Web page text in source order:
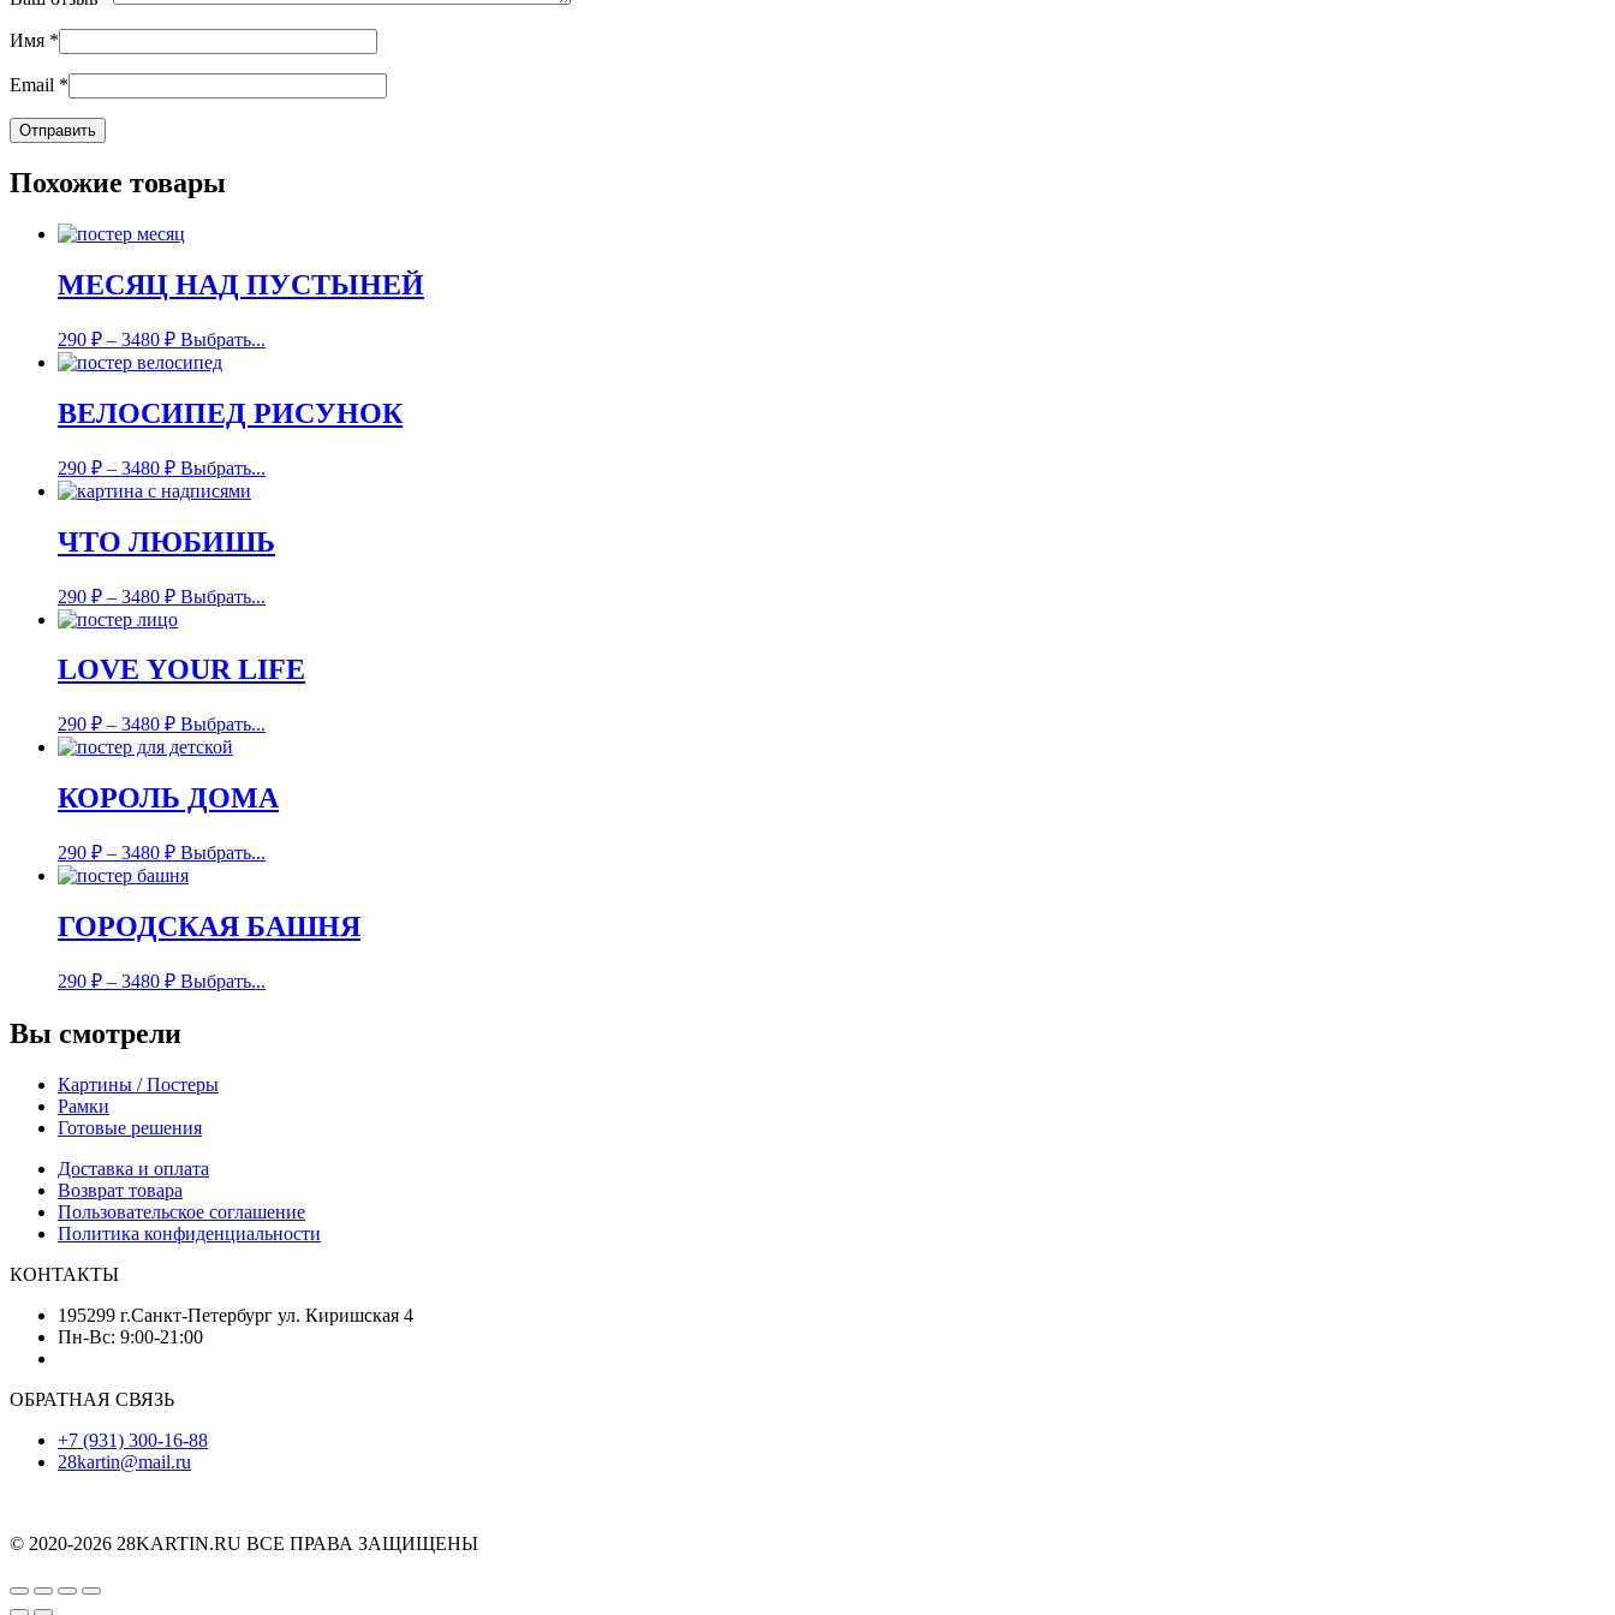
Имя *
Email *
Похожие товары
МЕСЯЦ НАД ПУСТЫНЕЙ
290 ₽ – 3480 ₽ Выбрать...
ВЕЛОСИПЕД РИСУНОК
290 ₽ – 3480 ₽ Выбрать...
ЧТО ЛЮБИШЬ
290 ₽ – 3480 ₽ Выбрать...
LOVE YOUR LIFE
290 ₽ – 3480 ₽ Выбрать...
КОРОЛЬ ДОМА
290 ₽ – 3480 ₽ Выбрать...
ГОРОДСКАЯ БАШНЯ
290 ₽ – 3480 ₽ Выбрать...
Вы смотрели
Картины / Постеры
Рамки
Готовые решения
Доставка и оплата
Возврат товара
Пользовательское соглашение
Политика конфиденциальности
КОНТАКТЫ
195299 г.Санкт-Петербург ул. Киришская 4
Пн-Вс: 9:00-21:00
ОБРАТНАЯ СВЯЗЬ
+7 (931) 300-16-88
28kartin@mail.ru
© 2020-2026 28KARTIN.RU ВСЕ ПРАВА ЗАЩИЩЕНЫ